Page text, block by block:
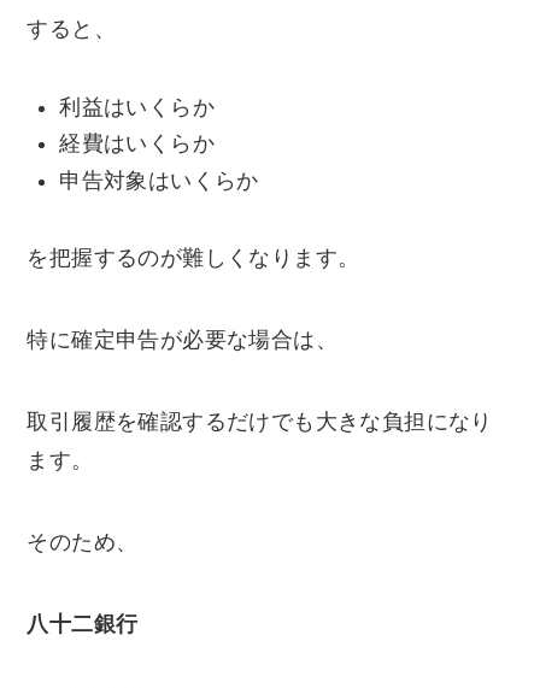
すると、
利益はいくらか
経費はいくらか
申告対象はいくらか
を把握するのが難しくなります。
特に確定申告が必要な場合は、
取引履歴を確認するだけでも大きな負担になり
ます。
そのため、
八十二銀行